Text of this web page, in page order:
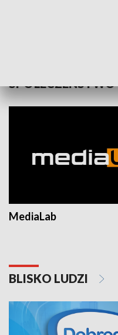
SPOŁECZEŃSTWO
MediaLab
BLISKO LUDZI